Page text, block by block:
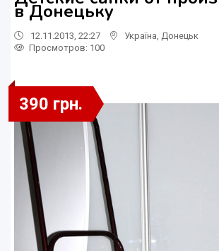
в Донецьку
12.11.2013, 22:27 Україна Донецьк
Просмотров: 100
390 грн.